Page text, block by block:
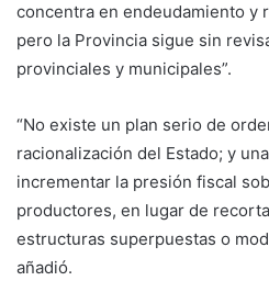
concentra en endeudamiento y
pero la Provincia sigue sin
provinciales y municipales”.
“No existe un plan serio de
racionalización del Estado; y
incrementar la presión fiscal
productores, en lugar de
estructuras superpuestas o
añadió.